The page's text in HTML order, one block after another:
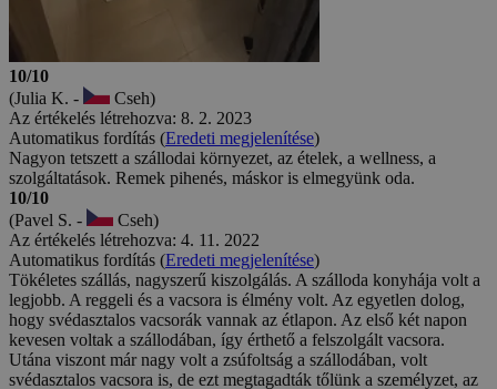
10/10
(Julia K. -
Cseh)
Az értékelés létrehozva: 8. 2. 2023
Automatikus fordítás (Eredeti megjelenítése)
Nagyon tetszett a szállodai környezet, az ételek, a wellness, a
szolgáltatások. Remek pihenés, máskor is elmegyünk oda.
10/10
(Pavel S. -
Cseh)
Az értékelés létrehozva: 4. 11. 2022
Automatikus fordítás (Eredeti megjelenítése)
Tökéletes szállás, nagyszerű kiszolgálás. A szálloda konyhája volt a
legjobb. A reggeli és a vacsora is élmény volt. Az egyetlen dolog,
hogy svédasztalos vacsorák vannak az étlapon. Az első két napon
kevesen voltak a szállodában, így érthető a felszolgált vacsora.
Utána viszont már nagy volt a zsúfoltság a szállodában, volt
svédasztalos vacsora is, de ezt megtagadták tőlünk a személyzet, az